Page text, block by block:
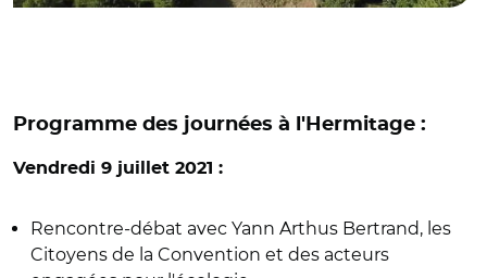
Programme des journées à l'Hermitage :
Vendredi 9 juillet 2021 :
Rencontre-débat avec Yann Arthus Bertrand, les
Citoyens de la Convention et des acteurs